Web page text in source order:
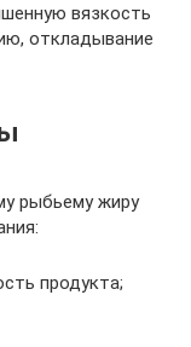
вязкость
откладывание
рыбьему жиру
продукта;